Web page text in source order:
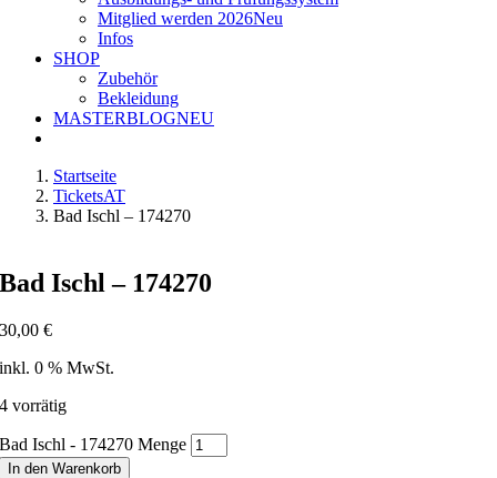
Mitglied werden 2026Neu
Infos
SHOP
Zubehör
Bekleidung
MASTERBLOGNEU
Startseite
TicketsAT
Bad Ischl – 174270
Bad Ischl – 174270
30,00€
inkl. 0 % MwSt.
4 vorrätig
Bad Ischl - 174270 Menge
In den Warenkorb